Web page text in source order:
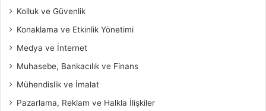
Kolluk ve Güvenlik
Konaklama ve Etkinlik Yönetimi
Medya ve İnternet
Muhasebe, Bankacılık ve Finans
Mühendislik ve İmalat
Pazarlama, Reklam ve Halkla İlişkiler